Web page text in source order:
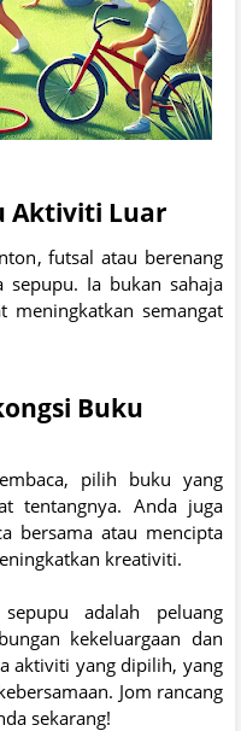
Aktiviti Luar
futsal atau berenang
sepupu. Ia bukan sahaja
meningkatkan semangat
Buku
pilih buku yang
tentangnya. Anda juga
bersama atau mencipta
kreativiti.
adalah peluang
kekeluargaan dan
aktiviti yang dipilih, yang
Jom rancang
sekarang!